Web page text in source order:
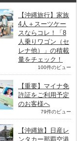
【沖縄旅行】家族
4人＋スーツケー
スならコレ！「8
人乗りワゴン（セ
レナ他）」の積載
量をチェック！
100件のビュー
【重要】マイナ免
許証をご利用予定
のお客様へ
79件のビュー
【沖縄旅】日産レ
ンタカー那覇空港